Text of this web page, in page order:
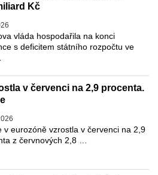
Kč
vláda hospodařila na konci
s deficitem státního rozpočtu ve
v červenci na 2,9 procenta.
v eurozóně vzrostla v červenci na 2,9
z červnových 2,8 …